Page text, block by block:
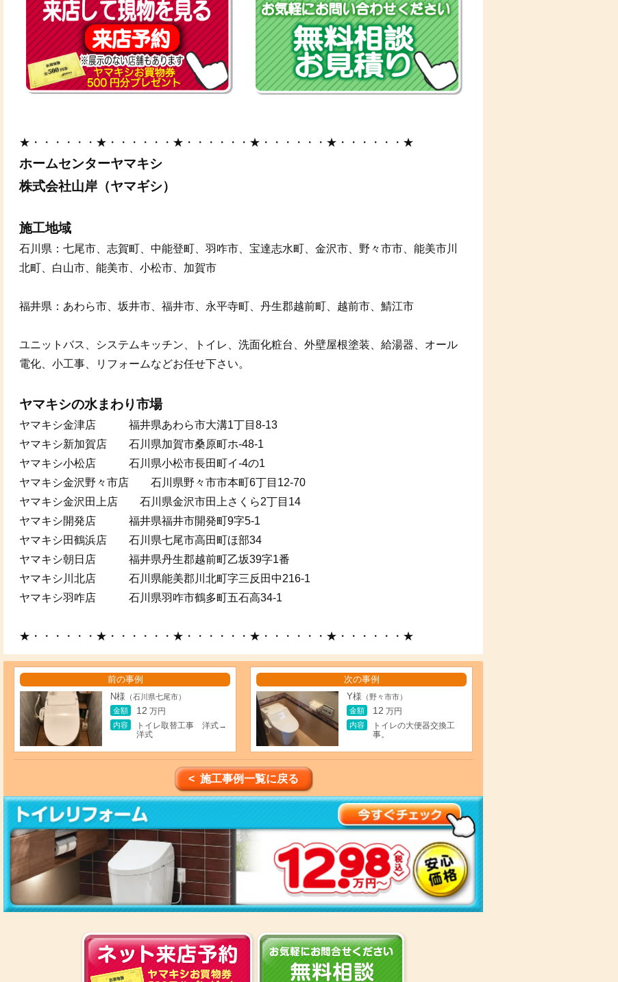
★・・・・・・★・・・・・・★・・・・・・★・・・・・・★・・・・・・★
ホームセンターヤマキシ
株式会社山岸（ヤマギシ）
施工地域
石川県：七尾市、志賀町、中能登町、羽咋市、宝達志水町、金沢市、野々市市、能美市川
北町、白山市、能美市、小松市、加賀市
福井県：あわら市、坂井市、福井市、永平寺町、丹生郡越前町、越前市、鯖江市
ユニットバス、システムキッチン、トイレ、洗面化粧台、外壁屋根塗装、給湯器、オール
電化、小工事、リフォームなどお任せ下さい。
ヤマキシの水まわり市場
ヤマキシ金津店 福井県あわら市大溝1丁目8-13
ヤマキシ新加賀店 石川県加賀市桑原町ホ-48-1
ヤマキシ小松店 石川県小松市長田町イ-4の1
ヤマキシ金沢野々市店 石川県野々市市本町6丁目12-70
ヤマキシ金沢田上店 石川県金沢市田上さくら2丁目14
ヤマキシ開発店 福井県福井市開発町9字5-1
ヤマキシ田鶴浜店 石川県七尾市高田町ほ部34
ヤマキシ朝日店 福井県丹生郡越前町乙坂39字1番
ヤマキシ川北店 石川県能美郡川北町字三反田中216-1
ヤマキシ羽咋店 石川県羽咋市鶴多町五石高34-1
★・・・・・・★・・・・・・★・・・・・・★・・・・・・★・・・・・・★
前の事例
N様 （石川県七尾市）
金額
12 万円
内容
トイレ取替工事 洋式→
洋式
次の事例
Y様 （野々市市）
金額
12 万円
内容
トイレの大便器交換工
事。
< 施工事例一覧に戻る